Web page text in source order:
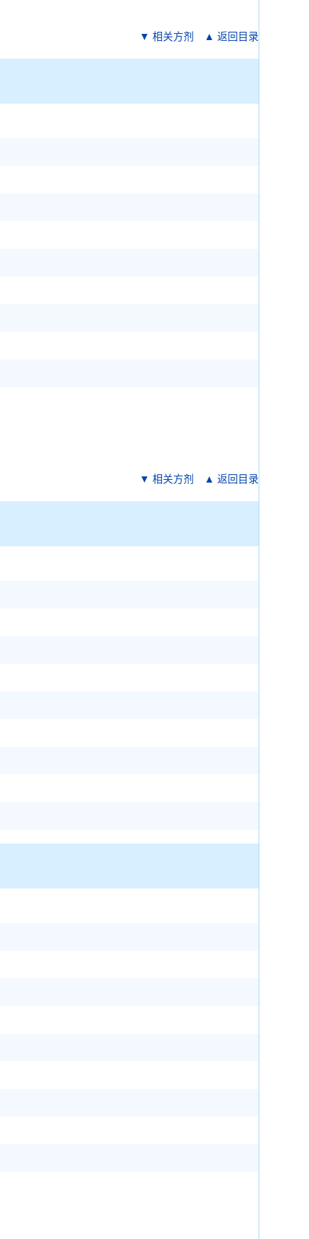
▼ 相关方剂 ▲ 返回目录
▼ 相关方剂 ▲ 返回目录